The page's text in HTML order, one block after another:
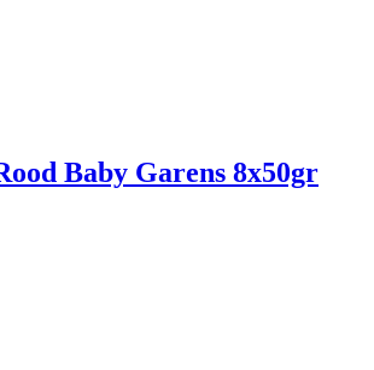
Baby Garens 8x50gr